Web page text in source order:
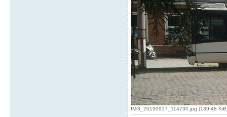
IMG_20190917_114730.jpg (139.48